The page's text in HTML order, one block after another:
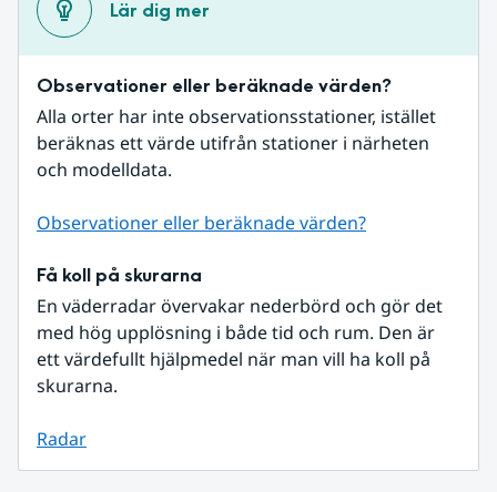
Lär dig mer
Observationer eller beräknade värden?
Alla orter har inte observationsstationer, istället
beräknas ett värde utifrån stationer i närheten
och modelldata.
Observationer eller beräknade värden?
Få koll på skurarna
En väderradar övervakar nederbörd och gör det
med hög upplösning i både tid och rum. Den är
ett värdefullt hjälpmedel när man vill ha koll på
skurarna.
Radar